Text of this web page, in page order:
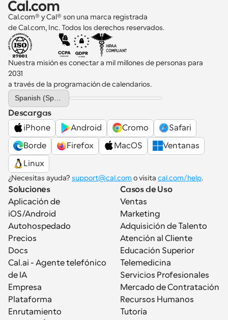
Cal.com® y Cal® son una marca registrada
de Cal.com, Inc. Todos los derechos reservados.
Nuestra misión es conectar a mil millones de personas para
2031
a través de la programación de calendarios.
Select Language
Spanish (Spain)
Descargas
iPhone
Android Cromo
Safari
Borde
Firefox MacOS
Ventanas
Linux
¿Necesitas ayuda? support@cal.com o visita cal.com/help.
Soluciones
Aplicación de
iOS/Android
Autohospedado
Precios
Docs
Cal.ai - Agente telefónico
de IA
Empresa
Plataforma
Enrutamiento
Casos de Uso
Ventas
Marketing
Adquisición de Talento
Atención al Cliente
Educación Superior
Telemedicina
Servicios Profesionales
Mercado de Contratación
Recursos Humanos
Tutoría